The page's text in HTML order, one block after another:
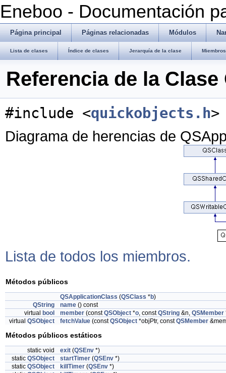
Eneboo - Documentación
Página principal Páginas relacionadas Módulos
Lista de clases Índice de clases Jerarquía de la clase
Referencia de la
#include <quickobjects.h>
Diagrama de herencias de
Lista de todos los miembros.
Métodos públicos
QSApplicationClass (QSClass *b)
QString
name () const
virtual bool member (constQSObject *o, constQString &n, QSMember
virtual QSObject fetchValue (constQSObject *objPtr, constQSMember
Métodos públicos estáticos
static void exit (QSEnv *)
static QSObject startTimer (QSEnv *)
static QSObject killTimer (QSEnv *)